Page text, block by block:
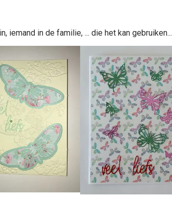
iemand in de familie, ... die het kan gebruiken...